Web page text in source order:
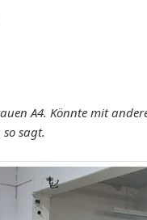
A4. Könnte mit
sagt.